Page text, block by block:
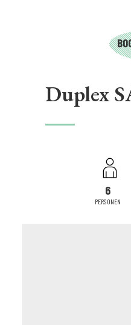
Duplex
6
PERSONEN